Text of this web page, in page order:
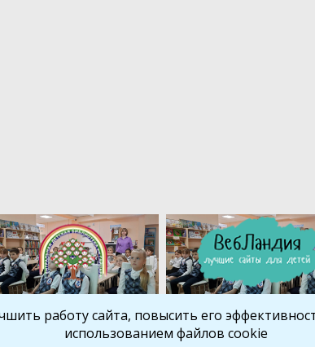
работу сайта, повысить его
использованием файлов cookie